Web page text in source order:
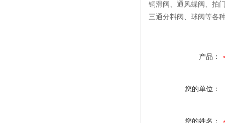
铜滑阀 、 通风蝶阀 、 拍
三通分料阀 、球阀等各
产品：
您的单位：
您的姓名：